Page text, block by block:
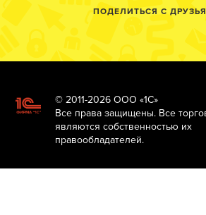
ПОДЕЛИТЬСЯ С
© 2011-2026 ООО «1С»
Все права защищены. Все
являются собственностью их
правообладателей.